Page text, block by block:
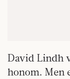
David Lindh
honom. Men